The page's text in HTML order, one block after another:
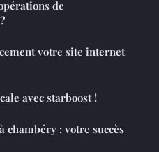
de
votre site internet
avec starboost !
chambéry : votre succès